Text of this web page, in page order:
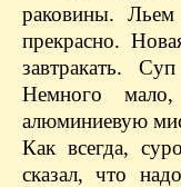
раковины.
прекрасно.
завтракать.
Немного
алюминиевую
Как всегда,
сказал, что